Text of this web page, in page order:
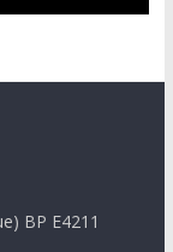
BP E4211